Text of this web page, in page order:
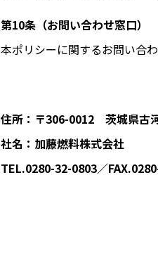
第10条（お問い合わせ窓口）
本ポリシーに関するお問い合
住所：〒306-0012 茨城県古
社名：加藤燃料株式会社
TEL.0280-32-0803／